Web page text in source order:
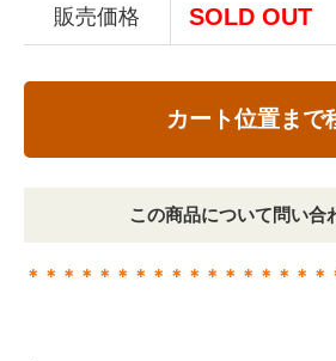
販売価格 SOLD OUT
カート位置まで
この商品について問い合
＊＊＊＊＊＊＊＊＊＊＊＊＊＊＊＊＊